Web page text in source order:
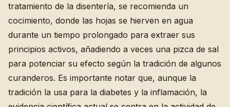
tratamiento de la disentería, se recomienda un
cocimiento, donde las hojas se hierven en agua
durante un tiempo prolongado para extraer sus
principios activos, añadiendo a veces una pizca de sal
para potenciar su efecto según la tradición de algunos
curanderos. Es importante notar que, aunque la
tradición la usa para la diabetes y la inflamación, la